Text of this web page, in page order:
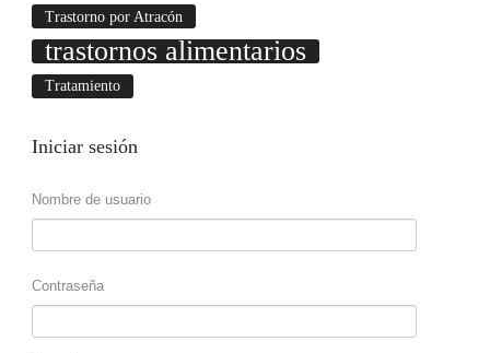
Trastorno por Atracón
trastornos alimentarios
Tratamiento
Iniciar sesión
Nombre de usuario
Contraseña